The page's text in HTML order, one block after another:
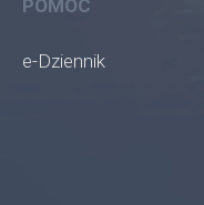
POMOC
e-Dziennik